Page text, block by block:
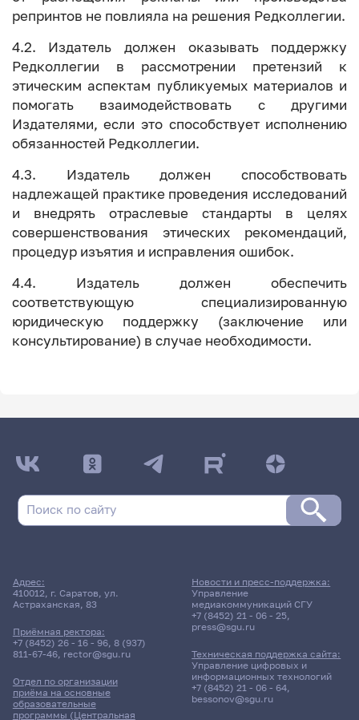
репринтов не повлияла на решения Редколлегии.
4.2. Издатель должен оказывать поддержку
Редколлегии в рассмотрении претензий к
этическим аспектам публикуемых материалов и
помогать взаимодействовать с другими
Издателями, если это способствует исполнению
обязанностей Редколлегии.
4.3. Издатель должен способствовать
надлежащей практике проведения исследований
и внедрять отраслевые стандарты в целях
совершенствования этических рекомендаций,
процедур изъятия и исправления ошибок.
4.4. Издатель должен обеспечить
соответствующую специализированную
юридическую поддержку (заключение или
консультирование) в случае необходимости.
Адрес:
410012, г. Саратов, ул.
Астраханская, 83
Приёмная ректора:
+7 (8452) 26 - 16 - 96, 8 (937)
811-67-46, rector@sgu.ru
Отдел по организации
приёма на основные
образовательные
программы (Центральная
Новости и пресс-поддержка:
Управление
медиакоммуникаций СГУ
+7 (8452) 21 - 06 - 25,
press@sgu.ru
Техническая поддержка сайта:
Управление цифровых и
информационных технологий
+7 (8452) 21 - 06 - 64,
bessonov@sgu.ru